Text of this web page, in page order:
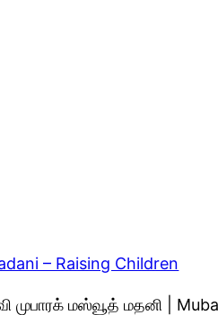
– Raising Children
முபாரக் மஸ்வூத் மதனி |